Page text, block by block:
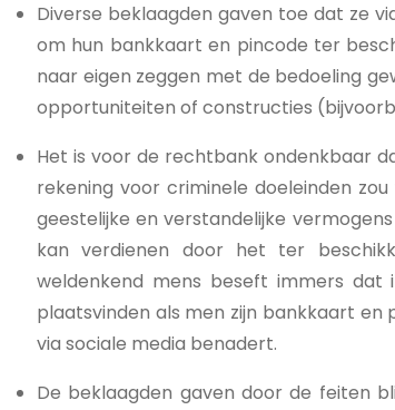
Diverse beklaagden gaven toe dat ze
om hun bankkaart en pincode ter
naar eigen zeggen met de bedoeling
opportuniteiten of constructies
Het is voor de rechtbank ondenkbaar
rekening voor criminele doeleinden
geestelijke en verstandelijke
kan verdienen door het ter
weldenkend mens beseft immers dat
plaatsvinden als men zijn bankkaart
via sociale media benadert.
De beklaagden gaven door de feiten